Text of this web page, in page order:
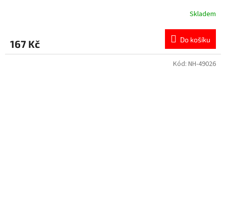
Skladem
167 Kč Do košíku
Kód: NH-49026